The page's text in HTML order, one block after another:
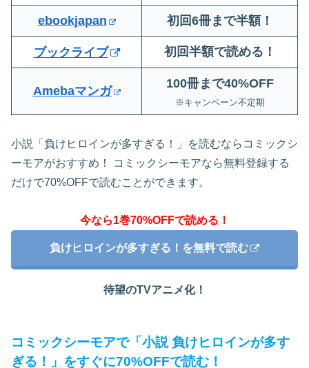
ebookjapan 初回6冊まで半額！
ブックライブ 初回半額で読める！
Amebaマンガ
100冊まで40%OFF
※キャンペーン不定期
小説「負けヒロインが多すぎる！」を読むならコミックシ
ーモアがおすすめ！ コミックシーモアなら無料登録する
だけで70%OFFで読むことができます。
今なら1巻70%OFFで読める！
負けヒロインが多すぎる！を無料で読む
待望のTVアニメ化！
コミックシーモアで「小説 負けヒロインが多す
ぎる！」をすぐに70%OFFで読む！